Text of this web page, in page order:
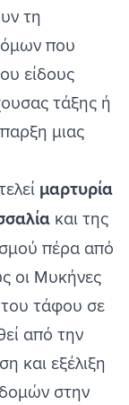
τη
που
είδους
τάξης ή
μιας
μαρτυρία
και της
πέρα από
οι Μυκήνες
τάφου σε
από την
και εξέλιξη
στην